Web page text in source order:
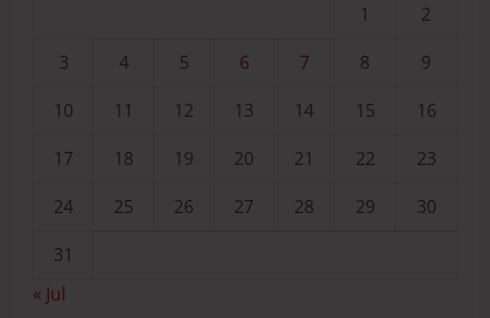
1
2
3
4 5 6 7 8
9
10
11 12 13 14 15
16
17
18 19 20 21 22
23
24
25 26 27 28 29
30
31
« Jul